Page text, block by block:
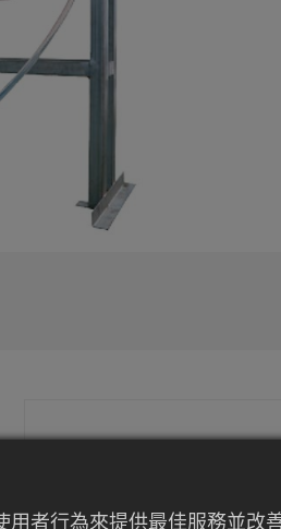
者行為來提供最佳服務並